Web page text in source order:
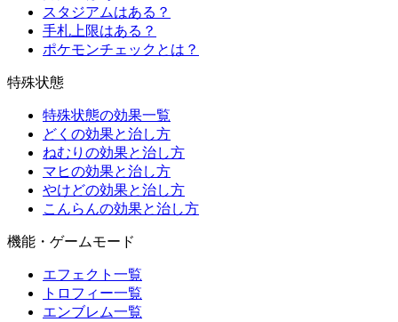
スタジアムはある？
手札上限はある？
ポケモンチェックとは？
特殊状態
特殊状態の効果一覧
どくの効果と治し方
ねむりの効果と治し方
マヒの効果と治し方
やけどの効果と治し方
こんらんの効果と治し方
機能・ゲームモード
エフェクト一覧
トロフィー一覧
エンブレム一覧